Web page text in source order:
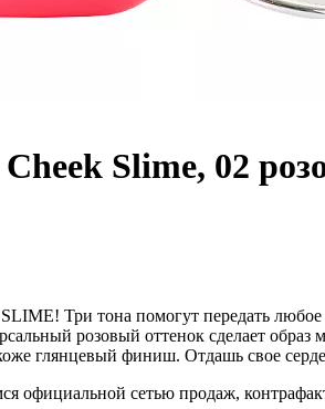
Slime, 02
Три тона помогут передать
розовый оттенок сделает
глянцевый финиш. Отдашь свое
официальной сетью продаж,